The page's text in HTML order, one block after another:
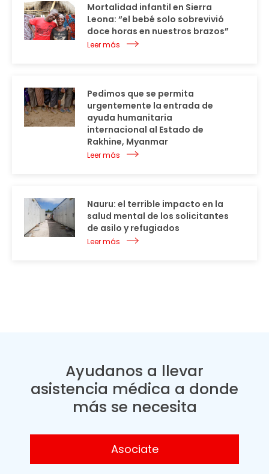
Mortalidad infantil en Sierra
Leona: “el bebé solo sobrevivió
doce horas en nuestros brazos”
Leer más
Pedimos que se permita
urgentemente la entrada de
ayuda humanitaria
internacional al Estado de
Rakhine, Myanmar
Leer más
Nauru: el terrible impacto en la
salud mental de los solicitantes
de asilo y refugiados
Leer más
Ayudanos a llevar
asistencia médica a donde
más se necesita
Asociate